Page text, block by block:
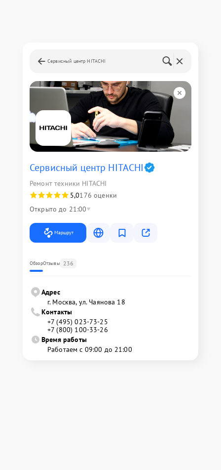
Сервисный центр HITACHI
Сервисный центр HITACHI
Ремонт техники HITACHI
5,0176 оценки
Открыто до 21:00
Маршрут
ОбзорОтзывы 236
Адрес
г. Москва, ул. Чаянова 18
Контакты
+7 (495) 023-73-25
+7 (800) 100-33-26
Время работы
Работаем с 09:00 до 21:00